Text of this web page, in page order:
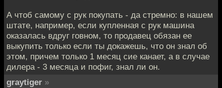
А чтоб самому с рук покупать - да стремно: в нашем
штате, например, если купленная с рук машина
оказалась вдруг говном, то продавец обязан ее
выкупить только если ты докажешь, что он знал об
этом, причем только 1 месяц сие канает, а в случае
дилера - 3 месяца и пофиг, знал ли он.
graytiger »